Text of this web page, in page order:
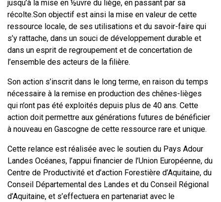
jusqu’à la mise en ½uvre du liège, en passant par sa
récolte.Son objectif est ainsi la mise en valeur de cette
ressource locale, de ses utilisations et du savoir-faire qui
s’y rattache, dans un souci de développement durable et
dans un esprit de regroupement et de concertation de
l’ensemble des acteurs de la filière.
Son action s’inscrit dans le long terme, en raison du temps
nécessaire à la remise en production des chênes-lièges
qui n’ont pas été exploités depuis plus de 40 ans. Cette
action doit permettre aux générations futures de bénéficier
à nouveau en Gascogne de cette ressource rare et unique.
Cette relance est réalisée avec le soutien du Pays Adour
Landes Océanes, l’appui financier de l’Union Européenne, du
Centre de Productivité et d’action Forestière d’Aquitaine, du
Conseil Départemental des Landes et du Conseil Régional
d’Aquitaine, et s’effectuera en partenariat avec le